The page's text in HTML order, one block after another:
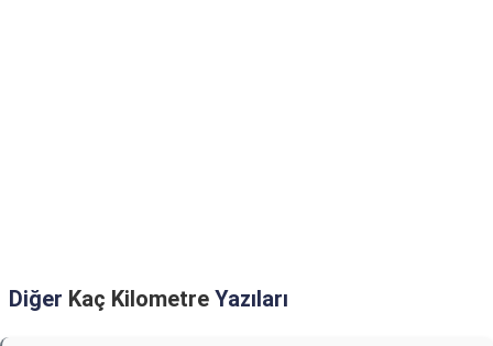
Diğer Kaç Kilometre Yazıları